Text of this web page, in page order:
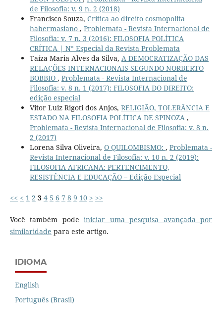
de Filosofia: v. 9 n. 2 (2018)
Francisco Souza, Crítica ao direito cosmopolita
habermasiano , Problemata - Revista Internacional de
Filosofia: v. 7 n. 3 (2016): FILOSOFIA POLÍTICA
CRÍTICA | N° Especial da Revista Problemata
Taíza Maria Alves da Silva, A DEMOCRATIZAÇÃO DAS
RELAÇÕES INTERNACIONAIS SEGUNDO NORBERTO
BOBBIO , Problemata - Revista Internacional de
Filosofia: v. 8 n. 1 (2017): FILOSOFIA DO DIREITO:
edição especial
Vitor Luiz Rigoti dos Anjos, RELIGIÃO, TOLERÂNCIA E
ESTADO NA FILOSOFIA POLÍTICA DE SPINOZA ,
Problemata - Revista Internacional de Filosofia: v. 8 n.
2 (2017)
Lorena Silva Oliveira, O QUILOMBISMO: , Problemata -
Revista Internacional de Filosofia: v. 10 n. 2 (2019):
FILOSOFIA AFRICANA: PERTENCIMENTO,
RESISTÊNCIA E EDUCAÇÃO – Edição Especial
<< < 1 2 3 4 5 6 7 8 9 10 > >>
Você também podeiniciar uma pesquisa avançada por
similaridade para este artigo.
IDIOMA
English
Português (Brasil)